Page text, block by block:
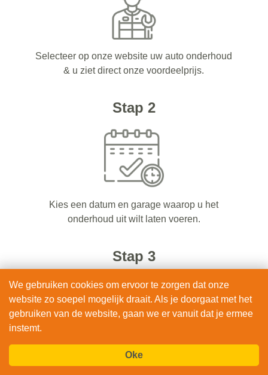
Selecteer op onze website uw auto onderhoud
& u ziet direct onze voordeelprijs.
Stap 2
Kies een datum en garage waarop u het
onderhoud uit wilt laten voeren.
Stap 3
Uw auto is in goede handen bij een van onze
erkende garages bij u in de buurt.
We gebruiken cookies om ervoor te zorgen dat onze
website zo soepel mogelijk draait. Als je doorgaat met het
gebruiken van de website, gaan we er vanuit dat je ermee
instemt.
Oke